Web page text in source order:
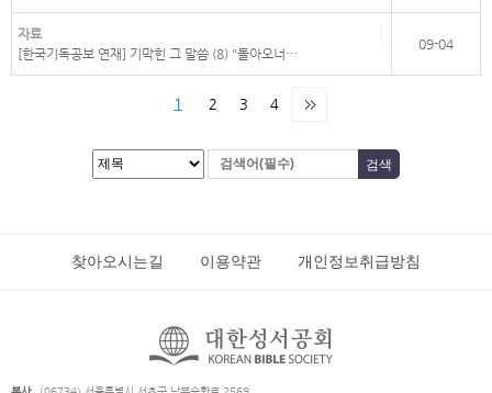
자료
[한국기독공보 연재] 기막힌 그 말씀 (8) "돌아오너…
09-04
1 2 3 4
찾아오시는길 이용약관 개인정보취급방침